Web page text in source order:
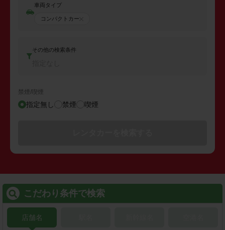
車両タイプ
コンパクトカー
その他の検索条件
禁煙/喫煙
指定無し 禁煙 喫煙
こだわり条件で検索
店舗名